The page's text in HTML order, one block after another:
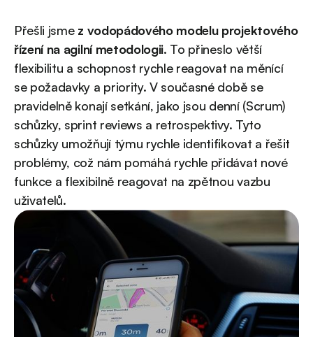
Přešli jsme z vodopádového modelu projektového
řízení na agilní metodologii. To přineslo větší
flexibilitu a schopnost rychle reagovat na měnící
se požadavky a priority. V současné době se
pravidelně konají setkání, jako jsou denní (Scrum)
schůzky, sprint reviews a retrospektivy. Tyto
schůzky umožňují týmu rychle identifikovat a řešit
problémy, což nám pomáhá rychle přidávat nové
funkce a flexibilně reagovat na zpětnou vazbu
uživatelů.